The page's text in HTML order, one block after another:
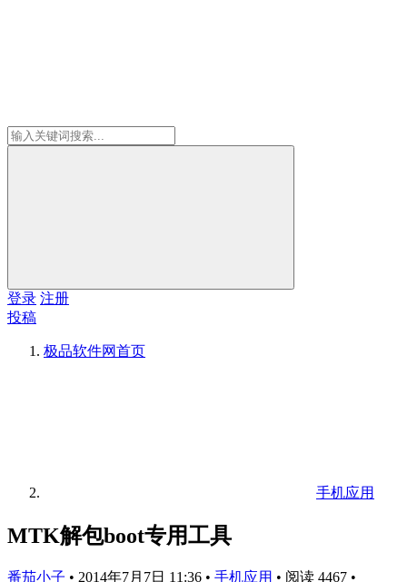
登录 注册
投稿
极品软件网首页
手机应用
MTK解包boot专用工具
番茄小子 • 2014年7月7日 11:36 • 手机应用 • 阅读 4467 •